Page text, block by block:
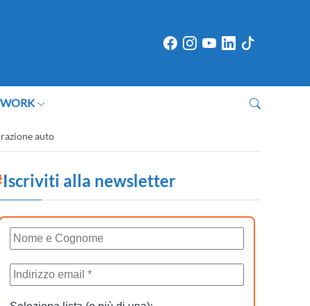
auto
Iscriviti alla newsletter